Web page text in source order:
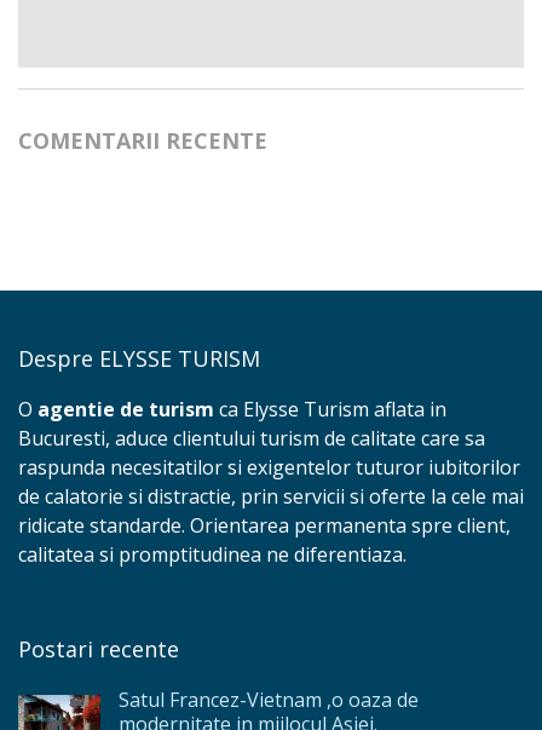
COMENTARII RECENTE
Despre ELYSSE TURISM
O agentie de turism ca Elysse Turism aflata in
Bucuresti, aduce clientului turism de calitate care sa
raspunda necesitatilor si exigentelor tuturor iubitorilor
de calatorie si distractie, prin servicii si oferte la cele mai
ridicate standarde. Orientarea permanenta spre client,
calitatea si promptitudinea ne diferentiaza.
Postari recente
Satul Francez-Vietnam ,o oaza de
modernitate in mijlocul Asiei.